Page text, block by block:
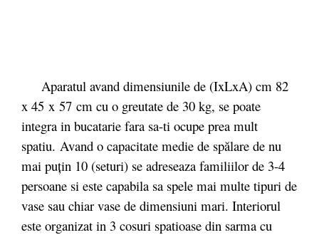
Aparatul avand dimensiunile de (IxLxA) cm 82
x 45 x 57 cm cu o greutate de 30 kg, se poate
integra in bucatarie fara sa-ti ocupe prea mult
spatiu. Avand o capacitate medie de spălare de nu
mai puțin 10 (seturi) se adreseaza familiilor de 3-4
persoane si este capabila sa spele mai multe tipuri de
vase sau chiar vase de dimensiuni mari. Interiorul
este organizat in 3 cosuri spatioase din sarma cu